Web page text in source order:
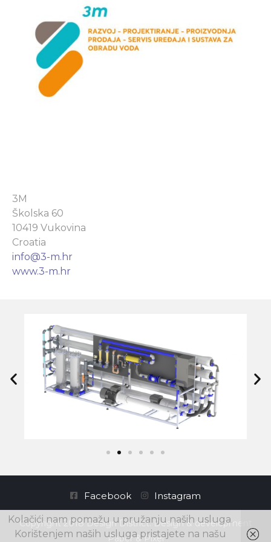
3M
Školska 60
10419 Vukovina
Croatia
info@3-m.hr
www.3-m.hr
Facebook Instagram
Copyright 2018 Design District. Design & development
Paper & Pixel
Kolačići nam pomažu u pružanju naših usluga.
Korištenjem naših usluga pristajete na našu